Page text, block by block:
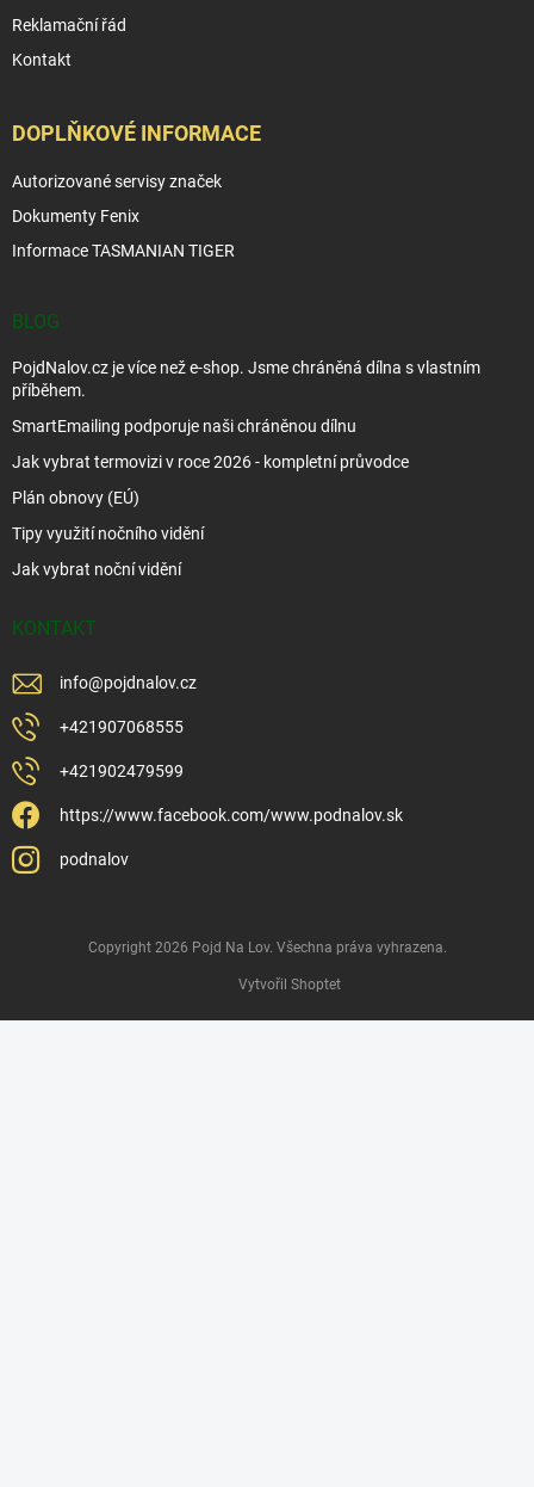
Reklamační řád
Kontakt
DOPLŇKOVÉ INFORMACE
Autorizované servisy značek
Dokumenty Fenix
Informace TASMANIAN TIGER
BLOG
PojdNalov.cz je více než e-shop. Jsme chráněná dílna s vlastním
příběhem.
SmartEmailing podporuje naši chráněnou dílnu
Jak vybrat termovizi v roce 2026 - kompletní průvodce
Plán obnovy (EÚ)
Tipy využití nočního vidění
Jak vybrat noční vidění
KONTAKT
info@pojdnalov.cz
+421907068555
+421902479599
https://www.facebook.com/www.podnalov.sk
podnalov
Vytvořil Shoptet
Copyright 2026 Pojd Na Lov. Všechna práva vyhrazena.